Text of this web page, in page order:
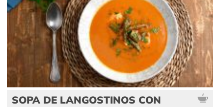
SOPA DE LANGOSTINOS CON